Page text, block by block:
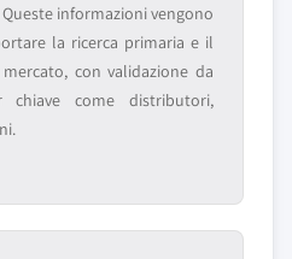
informazioni vengono
la ricerca primaria e il
con validazione da
chiave come distributori,